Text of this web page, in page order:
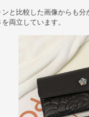
ンと比較した画像からも
両立しています。